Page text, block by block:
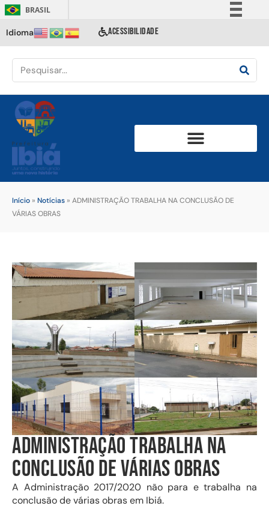
BRASIL
Comunica BR
Acesso à informação
Idioma ACESSIBILIDADE
Início » Notícias » ADMINISTRAÇÃO TRABALHA NA CONCLUSÃO DE
VÁRIAS OBRAS
ADMINISTRAÇÃO TRABALHA NA
CONCLUSÃO DE VÁRIAS OBRAS
A Administração 2017/2020 não para e trabalha na
conclusão de várias obras em Ibiá.